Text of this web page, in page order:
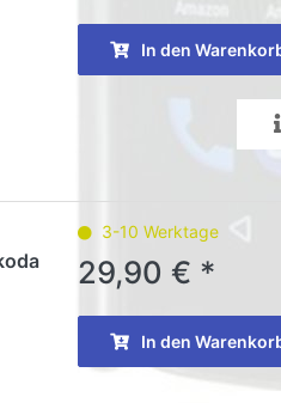
In den
3-10 Werktage
29,90 € *
In den